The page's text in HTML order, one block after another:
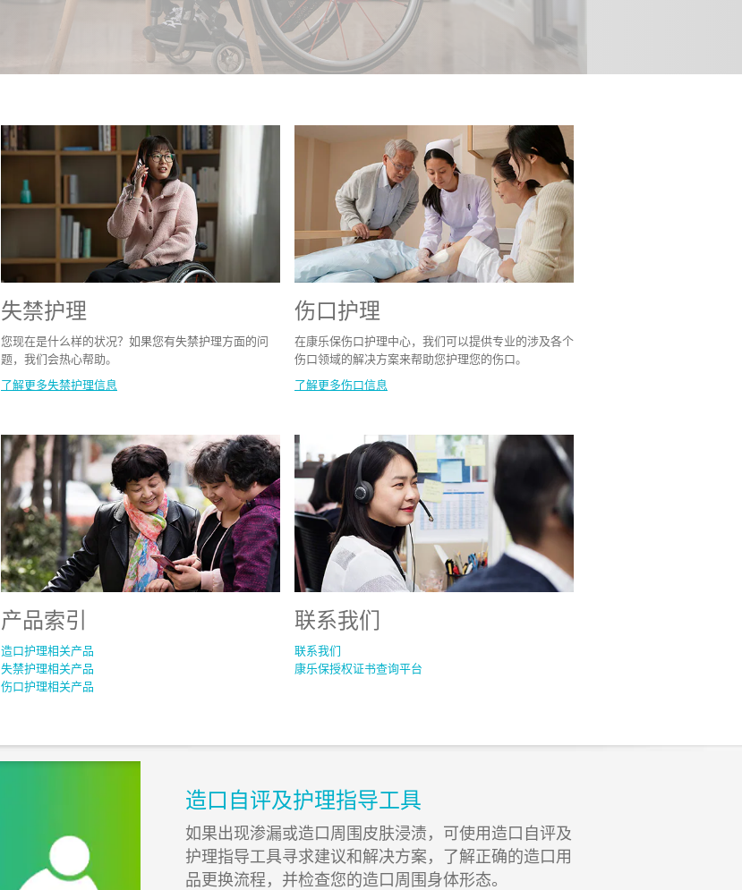
失禁护理
您现在是什么样的状况？如果您有失禁护理方面的问
题，我们会热心帮助。
了解更多失禁护理信息
伤口护理
在康乐保伤口护理中心，我们可以提供专业的涉及各个
伤口领域的解决方案来帮助您护理您的伤口。
了解更多伤口信息
产品索引
造口护理相关产品
失禁护理相关产品
伤口护理相关产品
联系我们
联系我们
康乐保授权证书查询平台
造口自评及护理指导工具
如果出现渗漏或造口周围皮肤浸渍，可使用造口自评及
护理指导工具寻求建议和解决方案，了解正确的造口用
品更换流程，并检查您的造口周围身体形态。